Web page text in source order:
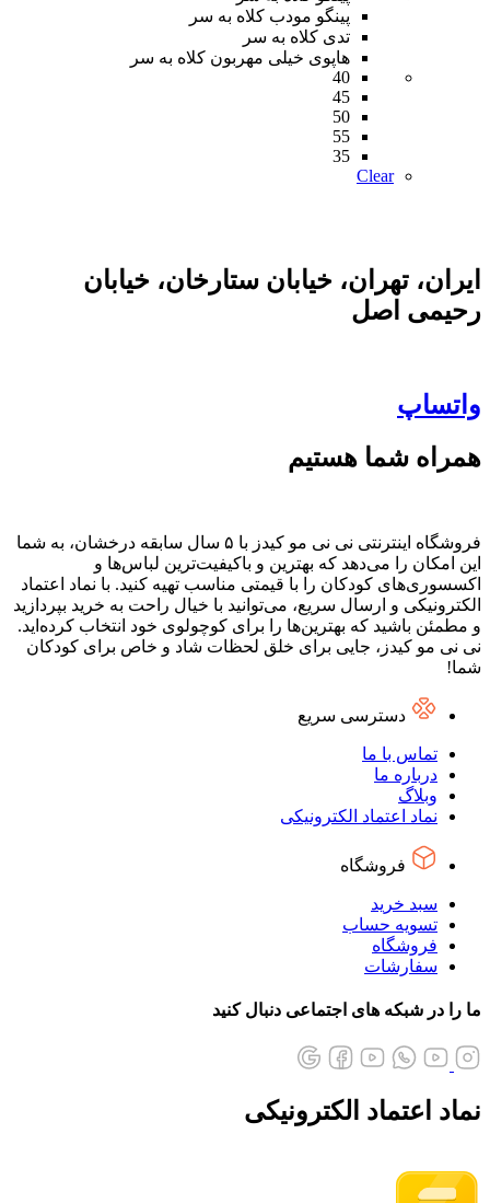
صفحه
محصول
انتخاب
پینگو مودب کلاه به سر
تدی کلاه به سر
هاپوی خیلی مهربون کلاه به سر
40
45
50
55
35
Clear
ایران، تهران، خیابان ستارخان، خیابان
رحیمی اصل
واتساپ
همراه شما هستیم
فروشگاه اینترنتی نی نی مو کیدز با ۵ سال سابقه درخشان، به شما
این امکان را می‌دهد که بهترین و باکیفیت‌ترین لباس‌ها و
اکسسوری‌های کودکان را با قیمتی مناسب تهیه کنید. با نماد اعتماد
الکترونیکی و ارسال سریع، می‌توانید با خیال راحت به خرید بپردازید
و مطمئن باشید که بهترین‌ها را برای کوچولوی خود انتخاب کرده‌اید.
نی نی مو کیدز، جایی برای خلق لحظات شاد و خاص برای کودکان
شما!
دسترسی سریع
تماس با ما
درباره ما
وبلاگ
نماد اعتماد الکترونیکی
فروشگاه
سبد خرید
تسویه حساب
فروشگاه
سفارشات
ما را در شبکه های اجتماعی دنبال کنید
نماد اعتماد الکترونیکی